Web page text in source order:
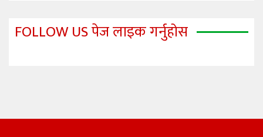
FOLLOW US पेज लाइक गर्नुहोस